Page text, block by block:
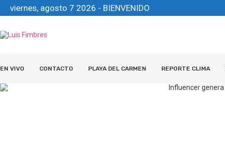
viernes, agosto 7 2026 - BIENVENIDO
EN VIVO CONTACTO PLAYA DEL CARMEN REPORTE CLIMA